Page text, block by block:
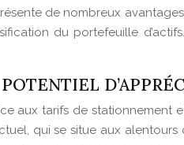
de nombreux
du portefeuille
aux tarifs de
qui se situe aux